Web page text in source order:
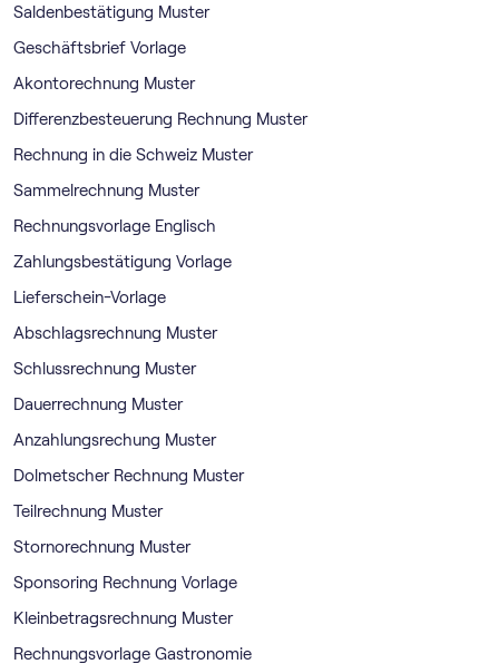
Saldenbestätigung Muster
Geschäftsbrief Vorlage
Akontorechnung Muster
Differenzbesteuerung Rechnung Muster
Rechnung in die Schweiz Muster
Sammelrechnung Muster
Rechnungsvorlage Englisch
Zahlungsbestätigung Vorlage
Lieferschein-Vorlage
Abschlagsrechnung Muster
Schlussrechnung Muster
Dauerrechnung Muster
Anzahlungsrechung Muster
Dolmetscher Rechnung Muster
Teilrechnung Muster
Stornorechnung Muster
Sponsoring Rechnung Vorlage
Kleinbetragsrechnung Muster
Rechnungsvorlage Gastronomie